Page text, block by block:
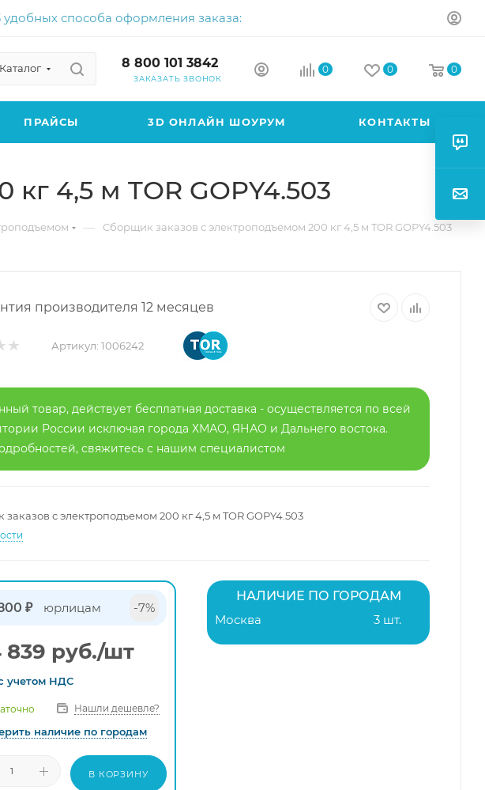
удобных способа оформления заказа:
Каталог 8 800 101 3842
ЗАКАЗАТЬ ЗВОНОК
0 0 0
ПРАЙСЫ 3D ОНЛАЙН ШОУРУМ КОНТАКТЫ
4,5 м TOR GOPY4.503
— Сборщик заказов с электроподъемом 200 кг 4,5 м TOR GOPY4.503
производителя 12 месяцев
Артикул: 1006242
товар, действует бесплатная доставка - осуществляется по всей
России исключая города ХМАО, ЯНАО и Дальнего востока.
свяжитесь с нашим специалистом
с электроподъемом 200 кг 4,5 м TOR GOPY4.503
₽ юрлицам -7%
839 руб./шт
учетом НДС
Нашли дешевле?
наличие по городам
В КОРЗИНУ
НАЛИЧИЕ ПО ГОРОДАМ
Москва
3 шт.